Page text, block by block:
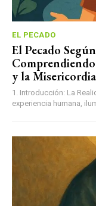
EL PECADO
El Pecado
y la
1. Introducción: La
experiencia humana,